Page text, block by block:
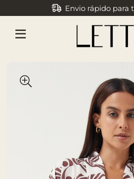
Envio rápido para